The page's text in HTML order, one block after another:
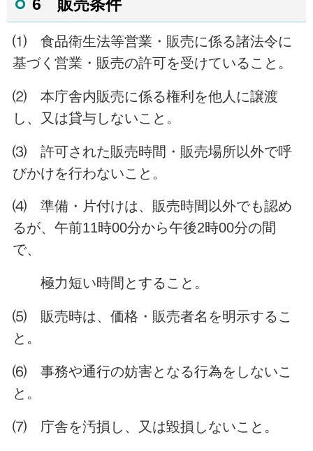
6 販売条件
⑴ 食品衛生法等営業・販売に係る諸法令に
基づく営業・販売の許可を受けていること。
⑵ 本庁舎内販売に係る権利を他人に譲渡
し、又は貸与しないこと。
⑶ 許可された販売時間・販売場所以外で呼
びかけを行わないこと。
⑷ 準備・片付けは、販売時間以外でも認め
るが、午前11時00分から午後2時00分の間
で、
極力短い時間とすること。
⑸ 販売時は、価格・販売者名を明示するこ
と。
⑹ 事務や通行の妨害となる行為をしないこ
と。
⑺ 庁舎を汚損し、又は毀損しないこと。